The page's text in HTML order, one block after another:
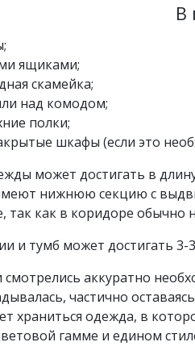
В
ящиками;
скамейка;
над комодом;
полки;
шкафы (если это
может достигать в
нижнюю секцию с
так как в коридоре обычно
и тумб может достигать
аккуратно
частично
храниться одежда, в
гамме и едином